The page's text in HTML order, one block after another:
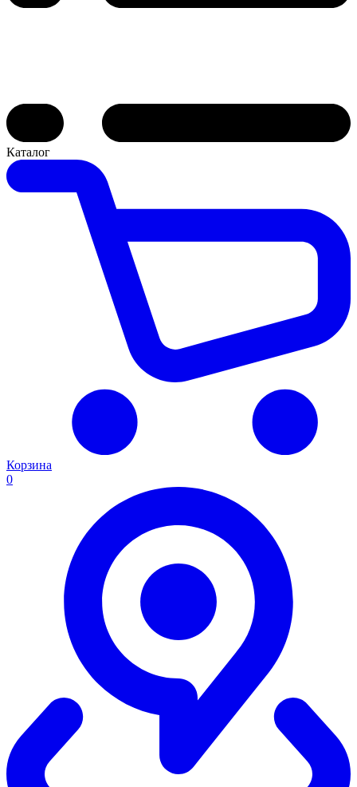
Каталог
Корзина
0